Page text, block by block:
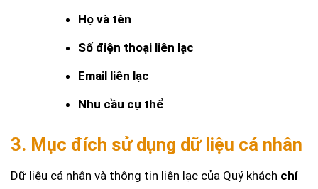
Họ và tên
Số điện thoại liên lạc
Email liên lạc
Nhu cầu cụ thể
3. Mục đích sử dụng dữ liệu cá nhân
Dữ liệu cá nhân và thông tin liên lạc của Quý khách chỉ